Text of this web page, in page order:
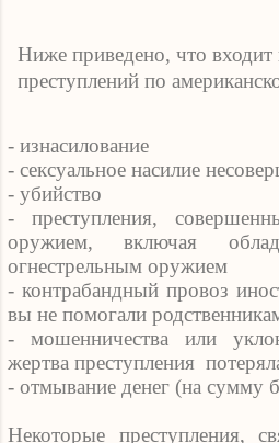
Ниже приведено, что входит
преступлений по
- изнасилование
- сексуальное насилие
- убийство
- преступления,
оружием, включая
огнестрельным оружием
- контрабандный провоз
вы не помогали
- мошенничества или
жертва преступления
- отмывание денег (на сумму
Некоторые преступления,